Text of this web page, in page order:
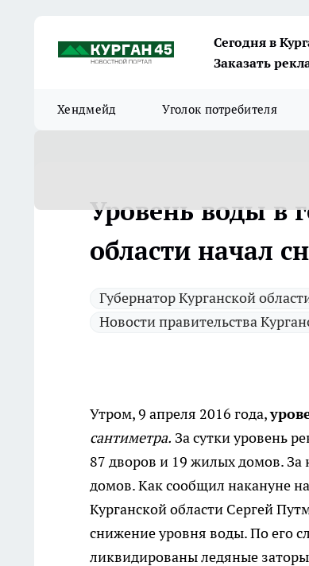
Сегодня в
Заказать
Хендмейд Уголок потребителя
Уровень воды в
области начал
Губернатор Курганской
Новости правительства
Утром, 9 апреля 2016 года,
сантиметра. За сутки уровень
87 дворов и 19 жилых домов. За
домов. Как сообщил накануне
Курганской области Сергей
снижение уровня воды. По его
ликвидированы ледяные